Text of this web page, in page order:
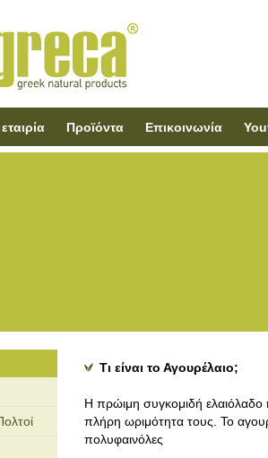
Προϊόντα Επικοινωνία
Τι είναι το Αγουρέλαιο;
Η πρώιμη συγκομιδή ελαιόλαδο
πλήρη ωριμότητα τους. Το
πολυφαινόλες